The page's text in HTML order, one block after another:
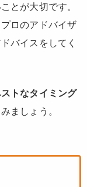
とが大切です。
ロのアドバイザ
バイスをしてく
トなタイミング
ましょう。